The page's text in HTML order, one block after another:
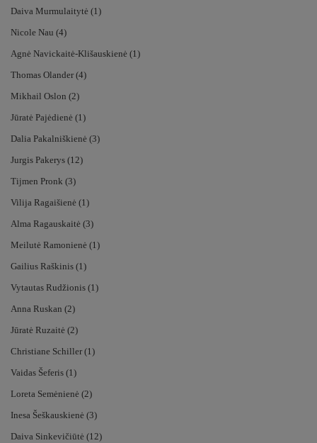
Daiva Murmulaitytė (1)
Nicole Nau (4)
Agnė Navickaitė-Klišauskienė (1)
Thomas Olander (4)
Mikhail Oslon (2)
Jūratė Pajėdienė (1)
Dalia Pakalniškienė (3)
Jurgis Pakerys (12)
Tijmen Pronk (3)
Vilija Ragaišienė (1)
Alma Ragauskaitė (3)
Meilutė Ramonienė (1)
Gailius Raškinis (1)
Vytautas Rudžionis (1)
Anna Ruskan (2)
Jūratė Ruzaitė (2)
Christiane Schiller (1)
Vaidas Šeferis (1)
Loreta Semėnienė (2)
Inesa Šeškauskienė (3)
Daiva Sinkevičiūtė (12)